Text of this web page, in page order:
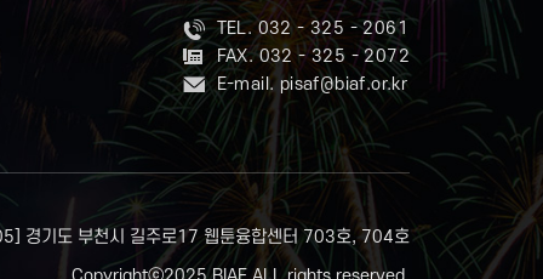
TEL. 032 - 325 - 2061
FAX. 032 - 325 - 2072
E-mail. pisaf@biaf.or.kr
경기도 부천시 길주로17 웹툰융합센터 703호, 704호